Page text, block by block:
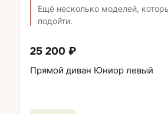
Ещё несколько моделей,
подойти.
25 200 ₽
Прямой диван Юниор левый